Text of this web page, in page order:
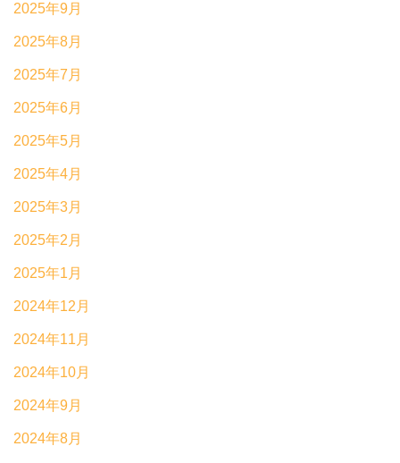
2025年9月
2025年8月
2025年7月
2025年6月
2025年5月
2025年4月
2025年3月
2025年2月
2025年1月
2024年12月
2024年11月
2024年10月
2024年9月
2024年8月